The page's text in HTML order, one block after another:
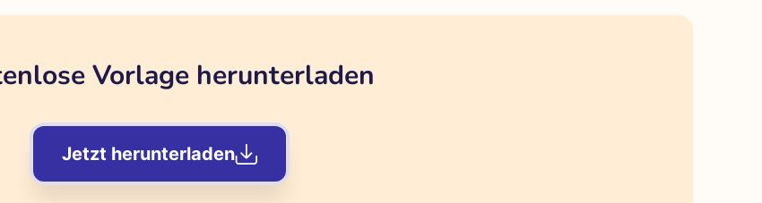
Vorlage herunterladen
Jetzt herunterladen